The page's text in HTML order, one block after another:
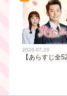
ート
2026.07.23
【あらすじ全
み】韓国ドラ
人生』｜テレ